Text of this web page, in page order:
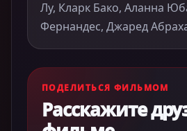
Лу, Кларк Бако, Аланна
Фернандес, Джаред
ПОДЕЛИТЬСЯ ФИЛЬМОМ
Расскажите